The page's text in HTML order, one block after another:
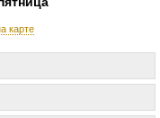
карте